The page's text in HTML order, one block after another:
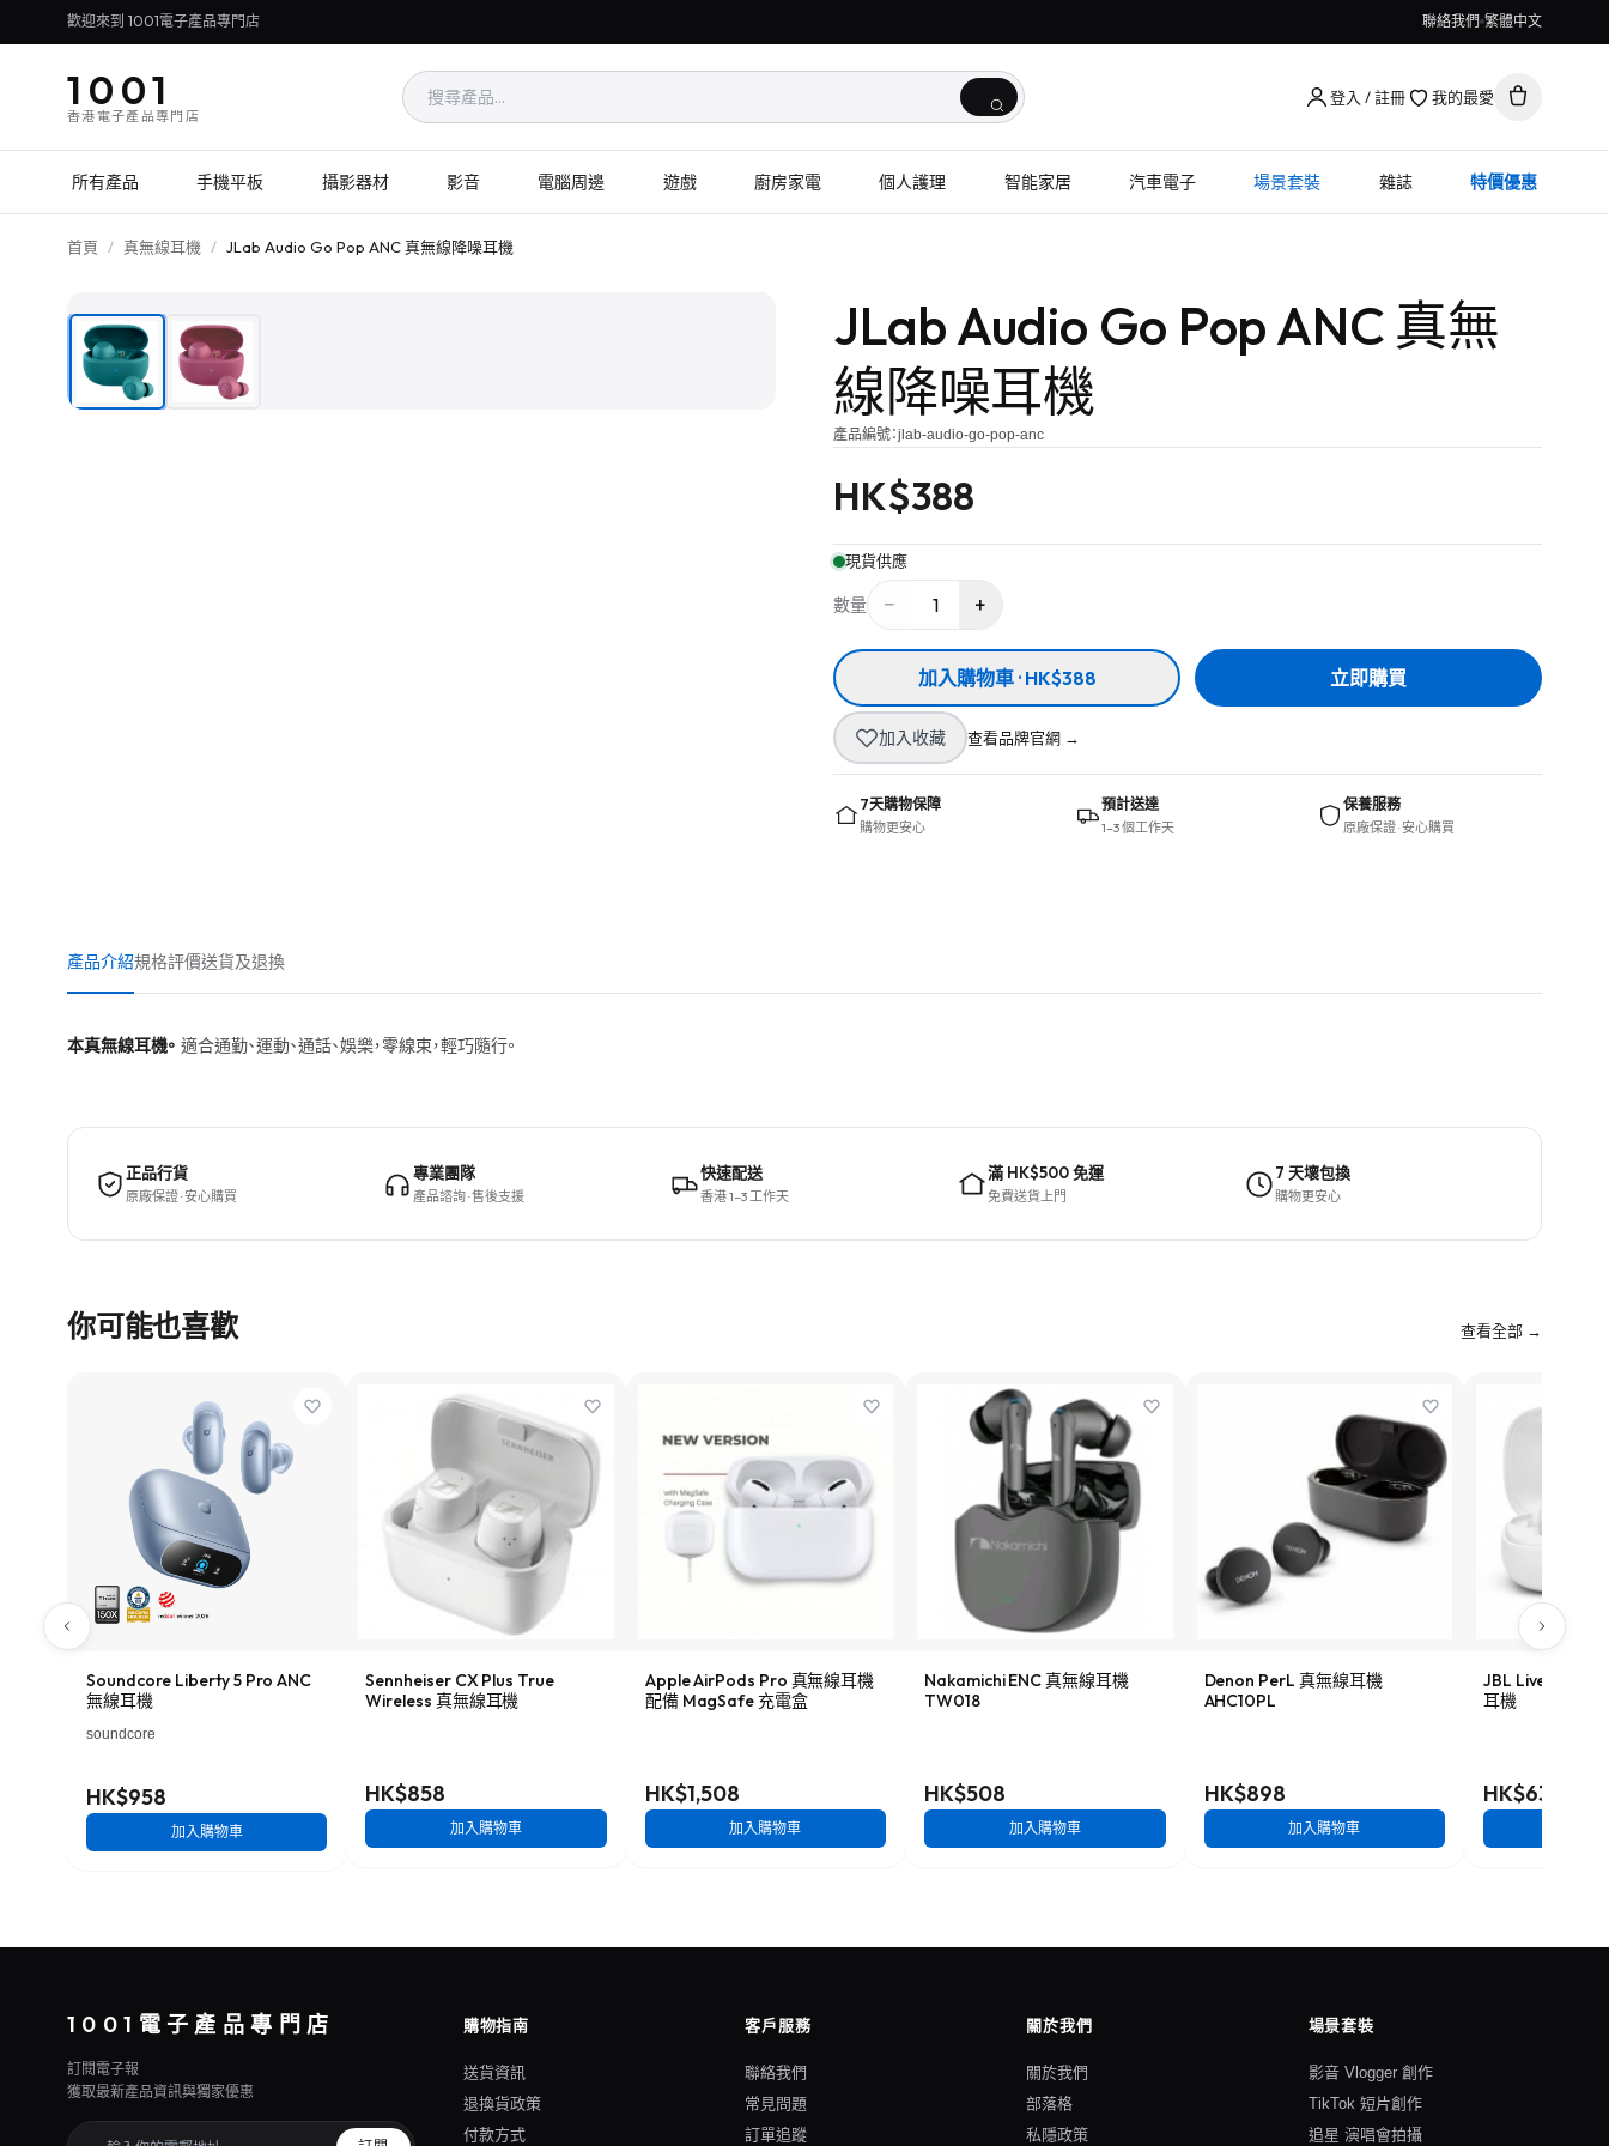
歡迎來到 1001電子產品專門店 聯絡我們 繁體中文
1001
香港電子產品專門店
登入 / 註冊 我的最愛
所有產品 手機平板 攝影器材 影音 電腦周邊 遊戲 廚房家電 個人護理 智能家居 汽車電子 場景套裝 雜誌 特價優惠
首頁 / 真無線耳機 / JLab Audio Go Pop ANC 真無線降噪耳機
JLab Audio Go Pop ANC 真無
線降噪耳機
產品編號：jlab-audio-go-pop-anc
HK$388
現貨供應
數量 − 1 +
加入購物車 · HK$388 立即購買
加入收藏 查看品牌官網 →
7天購物保障
購物更安心
預計送達
1–3 個工作天
保養服務
原廠保證 · 安心購買
產品介紹規格評價送貨及退換
本真無線耳機。 適合通勤、運動、通話、娛樂，零線束，輕巧隨行。
正品行貨
原廠保證 · 安心購買
專業團隊
產品諮詢 · 售後支援
快速配送
香港 1–3 工作天
滿 HK$500 免運
免費送貨上門
7 天壞包換
購物更安心
你可能也喜歡 查看全部 →
Soundcore Liberty 5 Pro ANC
無線耳機
soundcore
HK$958
加入購物車
Sennheiser CX Plus True
Wireless 真無線耳機
HK$858
加入購物車
Apple AirPods Pro 真無線耳機
配備 MagSafe 充電盒
HK$1,508
加入購物車
Nakamichi ENC 真無線耳機
TW018
HK$508
加入購物車
Denon PerL 真無線耳機
AHC10PL
HK$898
加入購物車
JBL Live Pro+
耳機
HK$638
1001電子產品專門店
訂閱電子報
獲取最新產品資訊與獨家優惠
購物指南
送貨資訊
退換貨政策
付款方式
客戶服務
聯絡我們
常見問題
訂單追蹤
關於我們
關於我們
部落格
私隱政策
場景套裝
影音 Vlogger 創作
TikTok 短片創作
追星 演唱會拍攝